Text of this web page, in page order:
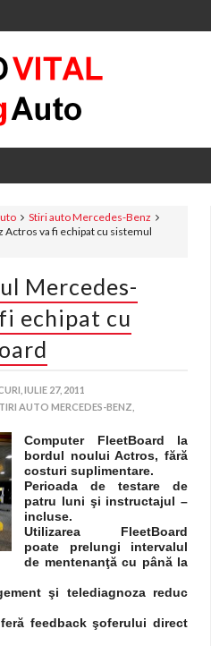
Stiri auto Mercedes-Benz
Actros va fi echipat cu sistemul
Mercedes-
echipat cu
IULIE 27, 2011
AUTO MERCEDES-BENZ,
Computer FleetBoard la
bordul noului Actros, fără
costuri suplimentare.
Perioada de testare de
patru luni şi instructajul –
incluse.
Utilizarea FleetBoard
poate prelungi intervalul
de mentenanţă cu până la
şi telediagnoza reduc
feedback şoferului direct